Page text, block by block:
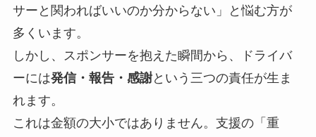
サーと関わればいいのか分からない」と悩む方が
多くいます。
しかし、スポンサーを抱えた瞬間から、ドライバ
ーには発信・報告・感謝という三つの責任が生ま
れます。
これは金額の大小ではありません。支援の「重